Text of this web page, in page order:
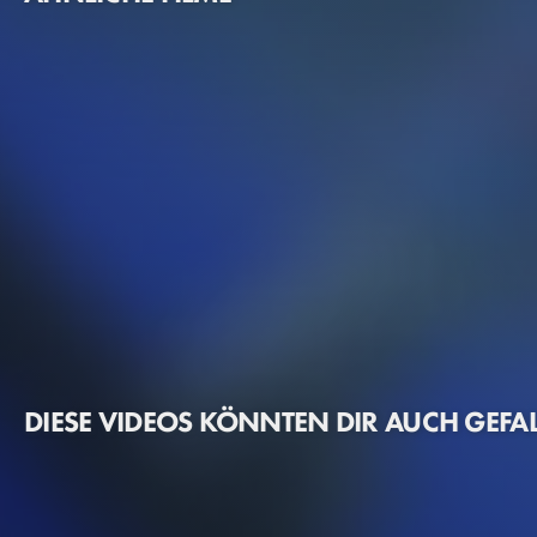
DIESE VIDEOS KÖNNTEN DIR AUCH